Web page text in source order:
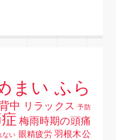
まい ふら
中 リラックス 予防
梅雨時期の頭痛
ない 眼精疲労 羽根木公